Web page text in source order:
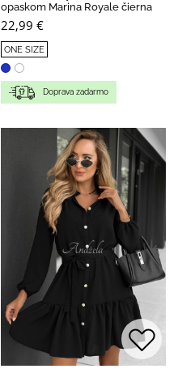
opaskom Marina Royale čierna
22,99 €
ONE SIZE
Doprava zadarmo